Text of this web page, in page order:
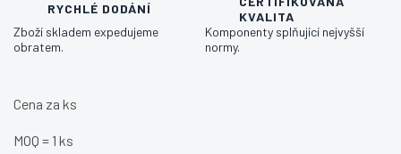
RYCHLÉ DODÁNÍ
Zboží skladem expedujeme
obratem.
KVALITA
Komponenty splňující nejvyšší
normy.
Cena za ks
MOQ = 1 ks